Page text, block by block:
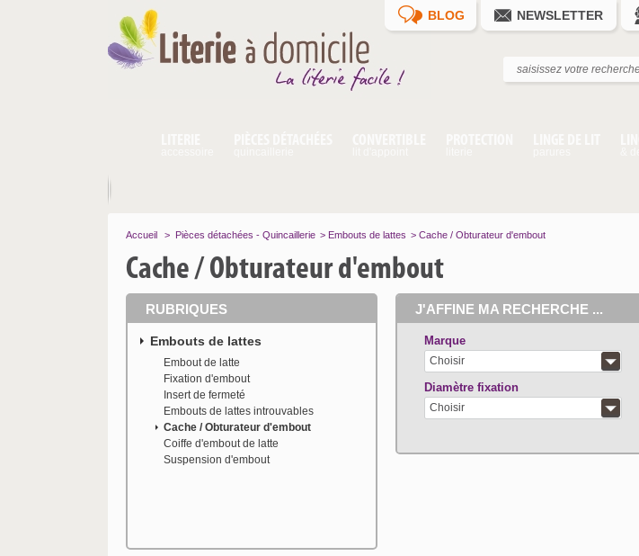
BLOG NEWSLETTER
Accueil > Pièces détachées - Quincaillerie > Embouts de lattes > Cache / Obturateur d'embout
Cache / Obturateur d'embout
RUBRIQUES
Embouts de lattes
Embout de latte
Fixation d'embout
Insert de fermeté
Embouts de lattes introuvables
Cache / Obturateur d'embout
Coiffe d'embout de latte
Suspension d'embout
J'AFFINE MA RECHERCHE ...
Marque
Choisir
Diamètre fixation
Choisir